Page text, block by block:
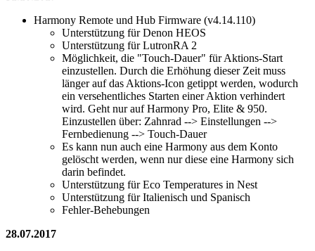
Harmony Remote und Hub Firmware (v4.14.110)
Unterstützung für Denon HEOS
Unterstützung für LutronRA 2
Möglichkeit, die "Touch-Dauer" für Aktions-Start
einzustellen. Durch die Erhöhung dieser Zeit muss
länger auf das Aktions-Icon getippt werden, wodurch
ein versehentliches Starten einer Aktion verhindert
wird. Geht nur auf Harmony Pro, Elite & 950.
Einzustellen über: Zahnrad --> Einstellungen -->
Fernbedienung --> Touch-Dauer
Es kann nun auch eine Harmony aus dem Konto
gelöscht werden, wenn nur diese eine Harmony sich
darin befindet.
Unterstützung für Eco Temperatures in Nest
Unterstützung für Italienisch und Spanisch
Fehler-Behebungen
28.07.2017